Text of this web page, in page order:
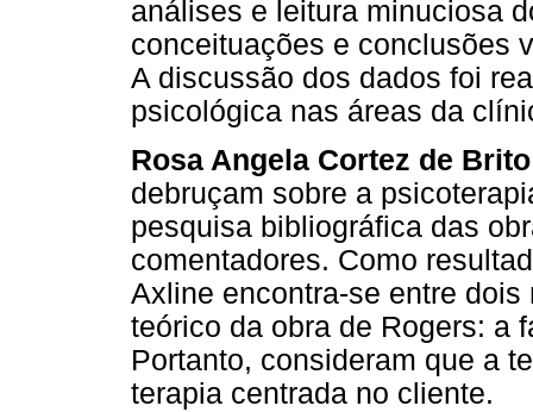
análises e leitura minuciosa
conceituações e conclusões
A discussão dos dados foi
psicológica nas áreas da
Rosa Angela Cortez de
debruçam sobre a
pesquisa bibliográfica das
comentadores. Como
Axline encontra-se entre
teórico da obra de Rogers: a
Portanto, consideram que a
terapia centrada no cliente.